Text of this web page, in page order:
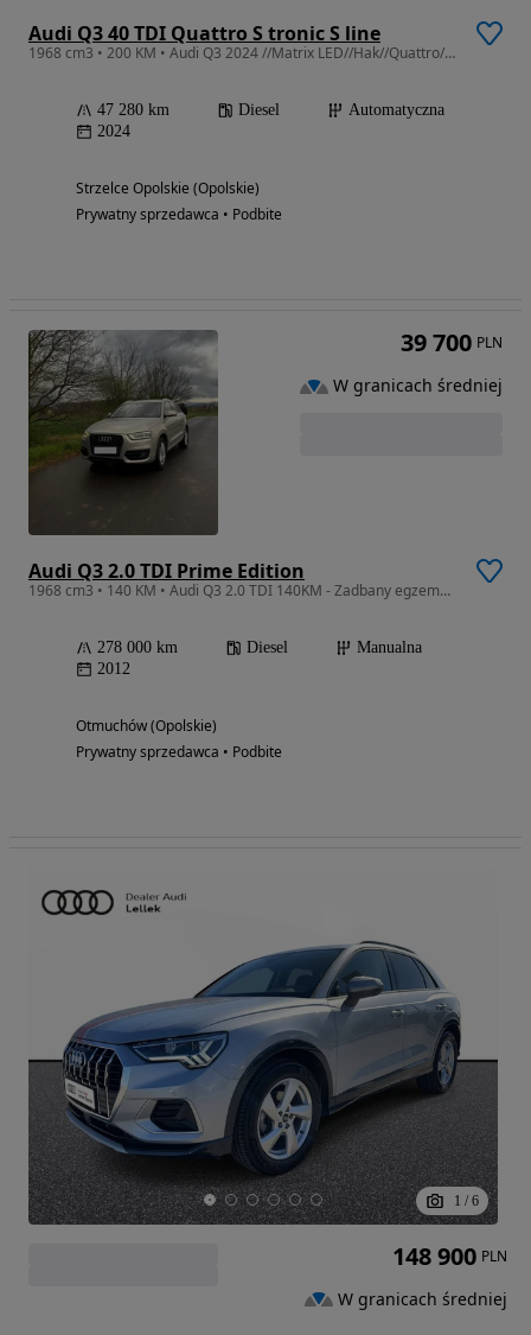
Audi Q3 40 TDI Quattro S tronic S line
1968 cm3 • 200 KM • Audi Q3 2024 //Matrix LED//Hak//Quattro// Diesel 200KM // S Line
47 280 km Diesel
Automatyczna
2024
Strzelce Opolskie (Opolskie)
Prywatny sprzedawca • Podbite
Audi Q3 2.0 TDI Prime Edition
1968 cm3 • 140 KM • Audi Q3 2.0 TDI 140KM - Zadbany egzemplarz, bez wkładu własnego
278 000 km Diesel
Manualna
2012
Otmuchów (Opolskie)
Prywatny sprzedawca • Podbite
39 700 PLN
W granicach średniej
1 / 6
148 900 PLN
W granicach średniej